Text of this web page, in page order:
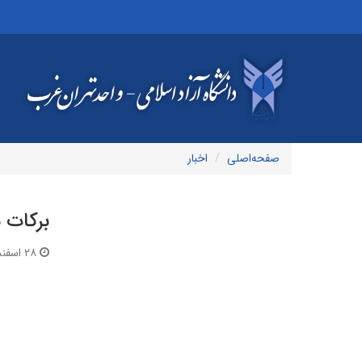
صفحه‌اصلی اخبار